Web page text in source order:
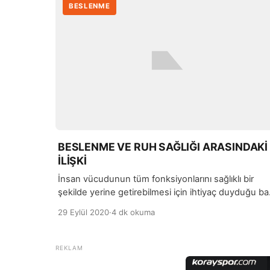
BESLENME
BESLENME VE RUH SAĞLIĞI ARASINDAKİ
İLİŞKİ
İnsan vücudunun tüm fonksiyonlarını sağlıklı bir
şekilde yerine getirebilmesi için ihtiyaç duyduğu
olduğunu düşünürsek, beslenmemizde yer alan
şaşırmamalıyız.
29 Eylül 2020·4 dk okuma